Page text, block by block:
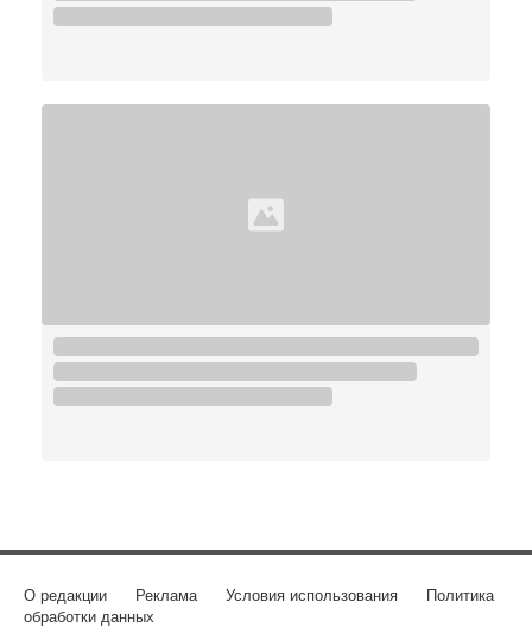
О редакции Реклама Условия использования
Политика
обработки данных